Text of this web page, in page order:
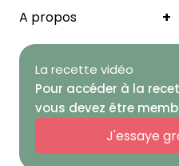
A propos +
La recette vidéo
Pour accéder à la
vous devez être
J'essaye